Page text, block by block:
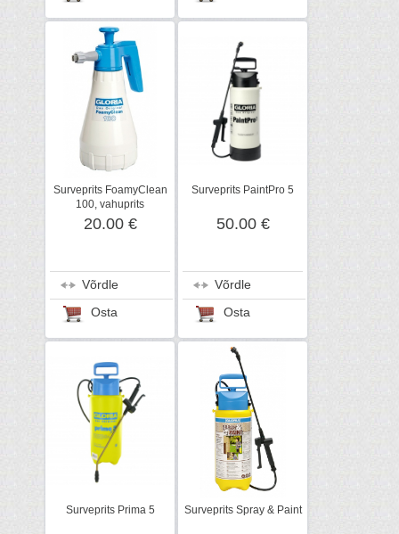
Surveprits FoamyClean
100, vahuprits
20.00 €
Võrdle
Osta
Surveprits PaintPro 5
50.00 €
Võrdle
Osta
Surveprits Prima 5 Surveprits Spray & Paint